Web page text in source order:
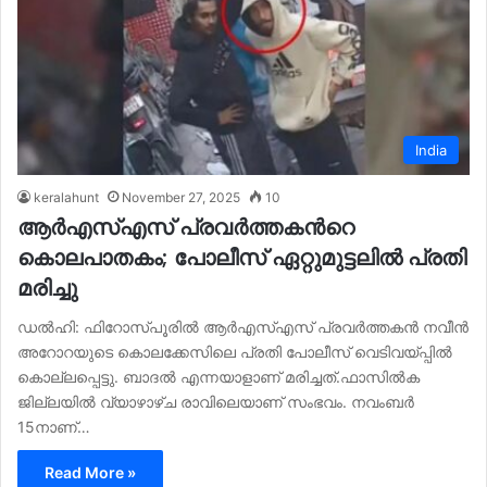
India
keralahunt November 27, 2025 10
ആര്‍എസ്‌എസ് പ്രവര്‍ത്തകന്‍റെ
കൊലപാതകം; പോലീസ് ഏറ്റുമുട്ടലില്‍ പ്രതി
മരിച്ചു
ഡല്‍ഹി: ഫിറോസ്പൂരില്‍ ആർഎസ്‌എസ് പ്രവർത്തകൻ നവീൻ
അറോറയുടെ കൊലക്കേസിലെ പ്രതി പോലീസ് വെടിവയ്പ്പില്‍
കൊല്ലപ്പെട്ടു. ബാദല്‍ എന്നയാളാണ് മരിച്ചത്.ഫാസില്‍ക
ജില്ലയില്‍ വ്യാഴാഴ്ച രാവിലെയാണ് സംഭവം. നവംബർ
15നാണ്…
Read More »